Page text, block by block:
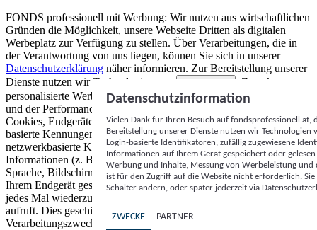
FONDS professionell mit Werbung: Wir nutzen aus wirtschaftlichen
Gründen die Möglichkeit, unsere Webseite Dritten als digitalen
Werbeplatz zur Verfügung zu stellen. Über Verarbeitungen, die in
der Verantwortung von uns liegen, können Sie sich in unserer
Datenschutzerklärung näher informieren. Zur Bereitstellung unserer
Dienste nutzen wir Technologien von
Partnern (5)
. Zwecke:
personalisierte Werbung und Inhalte, Messung von Werbeleistung
und der Performance von Inhalten sowie Zielgruppenforschung.
Cookies, Endgeräte- oder ähnliche Online-Kennungen (z. B. login-
basierte Kennungen, zufällig generierte Kennungen,
netzwerkbasierte Kennungen) können zusammen mit anderen
Informationen (z. B. Browsertyp und Browserinformationen,
Sprache, Bildschirmgröße, unterstützte Technologien usw.) auf
Ihrem Endgerät gespeichert oder von dort ausgelesen werden, um es
jedes Mal wiederzuerkennen, wenn es eine App oder einer Webseite
aufruft. Dies geschieht für einen oder mehrere der hier aufgeführten
Verarbeitungszwecke.
Datenschutzinformation
Vielen Dank für Ihren Besuch auf
Bereitstellung unserer Dienste nutzen wir Technologien
Login-basierte Identifikatoren, zufällig zugewiesene
Informationen auf Ihrem Gerät gespeichert oder
Werbung und Inhalte, Messung von Werbeleistung
ist für den Zugriff auf die Website nicht erforderlich.
Schalter ändern, oder später jederzeit via
ZWECKE PARTNER